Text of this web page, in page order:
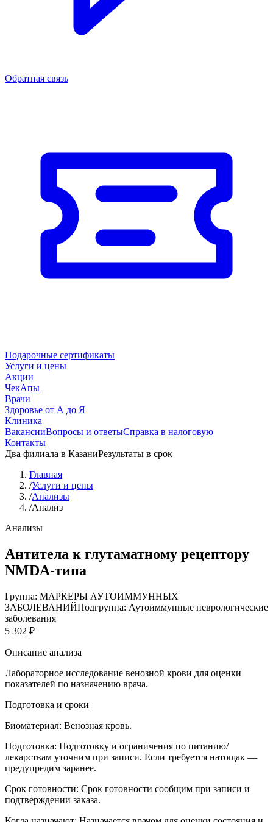
Обратная связь
Подарочные сертификаты
Услуги и цены
Акции
ЧекАпы
Врачи
Здоровье от А до Я
Клиника
ВакансииВопросы и ответыСправка в налоговую
Контакты
Два филиала в КазаниРезультаты в срок
Главная
/Услуги и цены
/Анализы
/Анализ
Анализы
Антитела к глутаматному рецептору
NMDA-типа
Группа: МАРКЕРЫ АУТОИММУННЫХ
ЗАБОЛЕВАНИЙПодгруппа: Аутоиммунные неврологические
заболевания
5 302 ₽
Описание анализа
Лабораторное исследование венозной крови для оценки
показателей по назначению врача.
Подготовка и сроки
Биоматериал: Венозная кровь.
Подготовка: Подготовку и ограничения по питанию/
лекарствам уточним при записи. Если требуется натощак —
предупредим заранее.
Срок готовности: Срок готовности сообщим при записи и
подтверждении заказа.